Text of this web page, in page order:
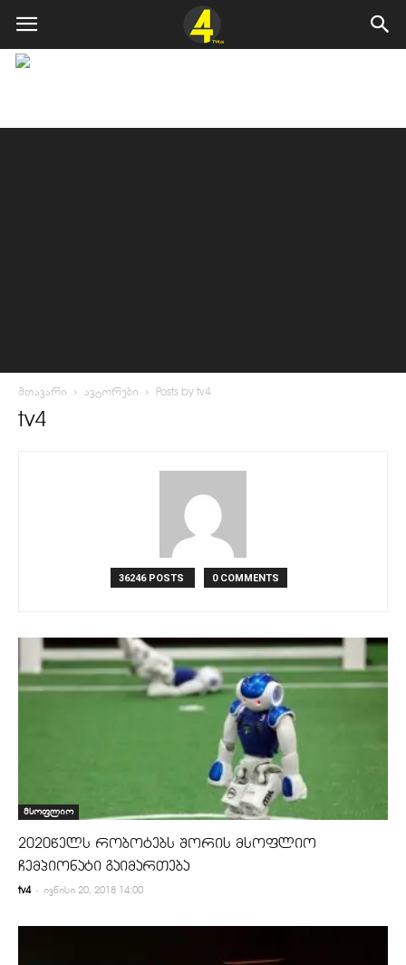
მთავარი ავტორები Posts by tv4
tv4
36246 POSTS 0 COMMENTS
მსოფლიო
2020წელს რობოტებს შორის მსოფლიო
ჩემპიონატი გაიმართება
tv4 - ივნისი 20, 2018 14:00